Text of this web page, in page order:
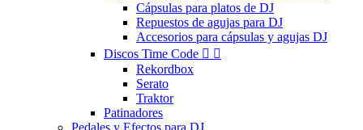
Cápsulas para platos de DJ
Repuestos de agujas para DJ
Accesorios para cápsulas y agujas DJ
Discos Time Code  
Rekordbox
Serato
Traktor
Patinadores
Pedales y Efectos para DJ